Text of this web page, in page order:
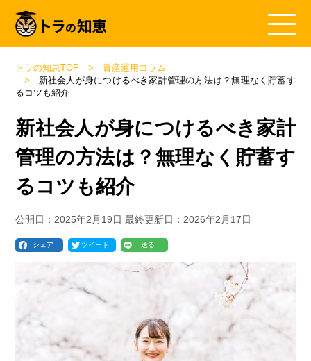
トラの知恵TOP
資産運用コラム
新社会人が身につけるべき家計管理の方法は？無理なく貯蓄す
るコツも紹介
新社会人が身につけるべき家計
管理の方法は？無理なく貯蓄す
るコツも紹介
公開日： 2025年2月19日 最終更新日： 2026年2月17日
シェア ツイート 送る